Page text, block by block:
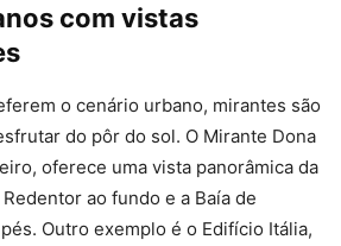
com vistas
o cenário urbano, mirantes são
do pôr do sol. O Mirante Dona
oferece uma vista panorâmica da
ao fundo e a Baía de
Outro exemplo é o Edifício Itália,